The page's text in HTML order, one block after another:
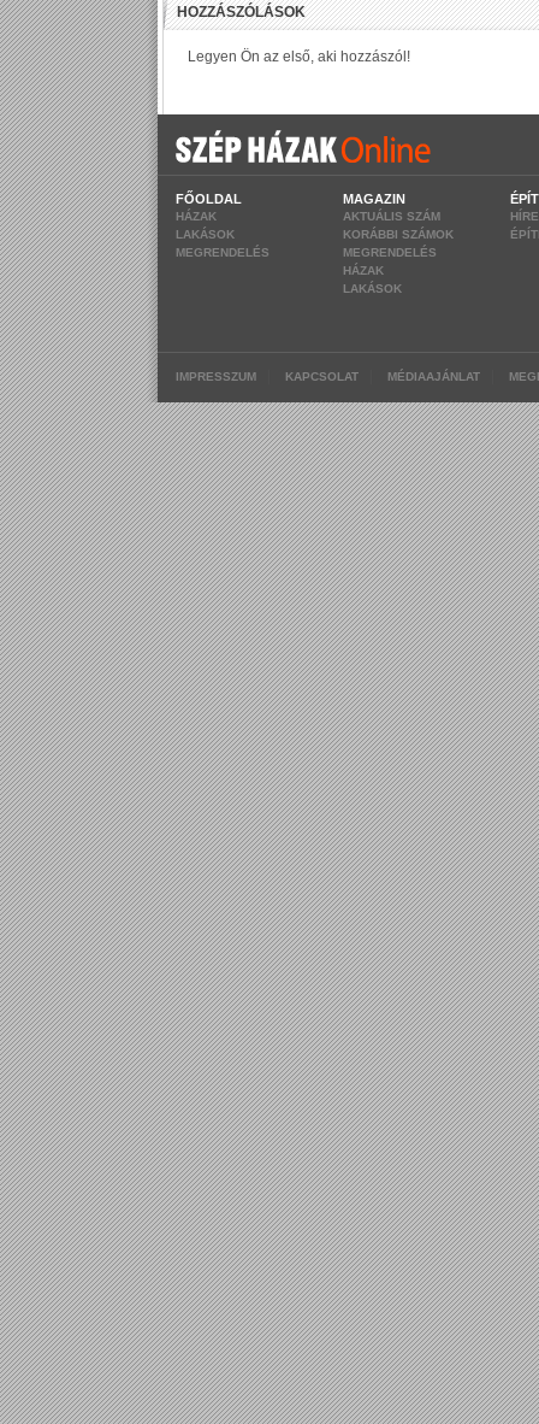
FŐOLDAL
HÁZAK
LAKÁSOK
MEGRENDELÉS
MAGAZIN
AKTUÁLIS SZÁM
KORÁBBI SZÁMOK
MEGRENDELÉS
HÁZAK
LAKÁSOK
IMPRESSZUM KAPCSOLAT MÉDIAAJÁNLAT